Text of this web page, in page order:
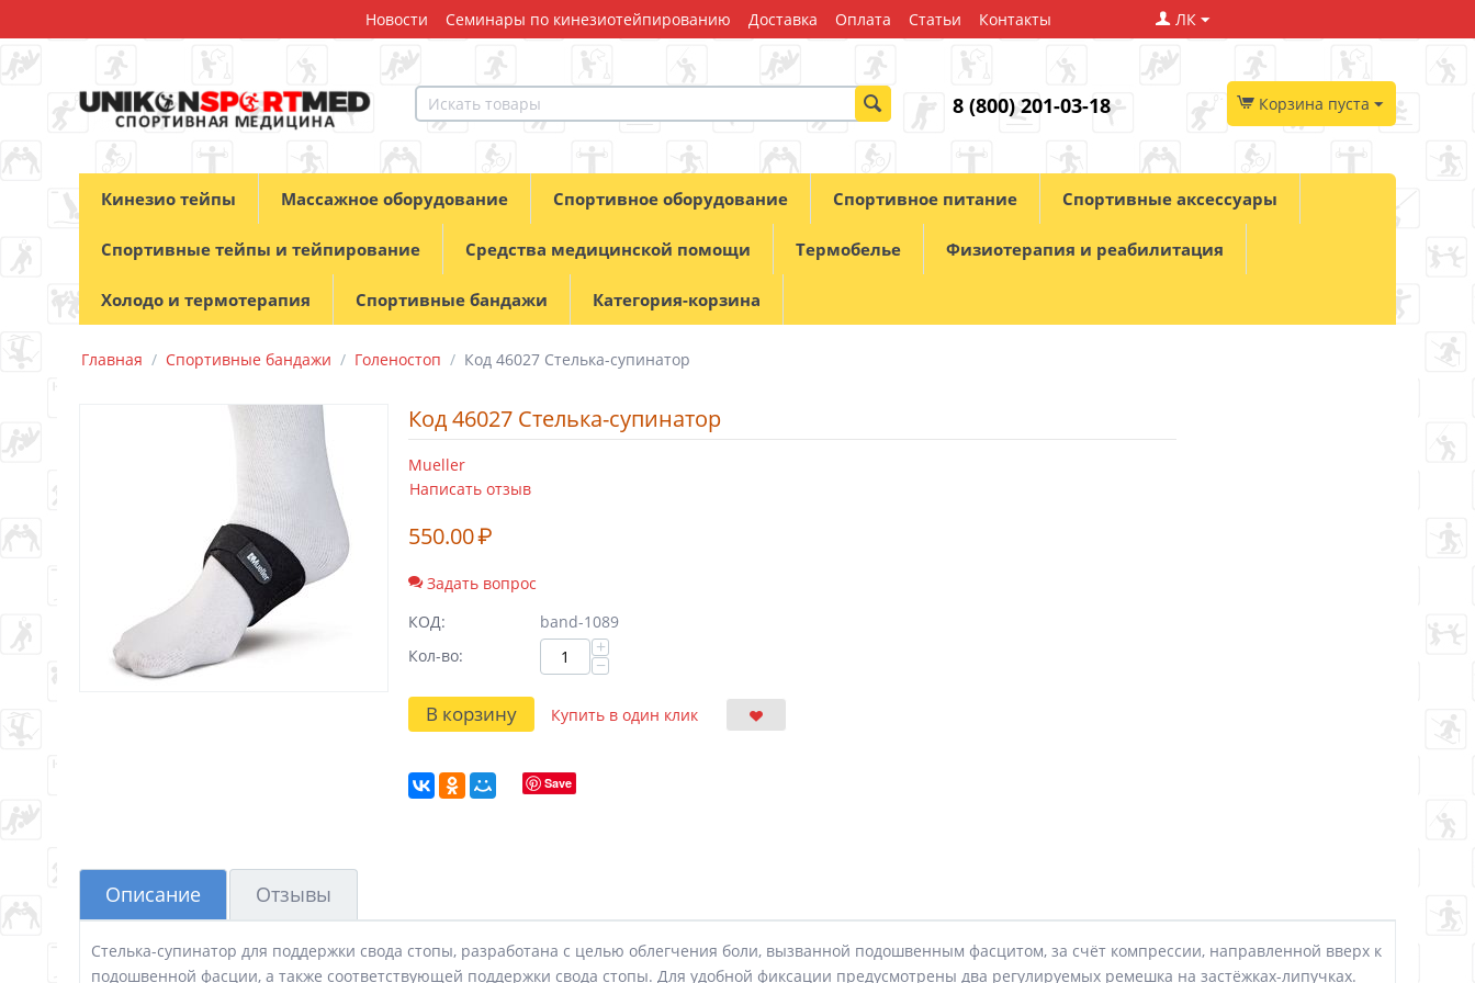
Новости Семинары по кинезиотейпированию Доставка Оплата Статьи Контакты ЛК
8 (800) 201-03-18 Корзина пуста
Кинезио тейпы Массажное оборудование Спортивное оборудование Спортивное питание Спортивные аксессуары
Спортивные тейпы и тейпирование Средства медицинской помощи Термобелье Физиотерапия и реабилитация
Холодо и термотерапия Спортивные бандажи Категория-корзина
Главная / Спортивные бандажи / Голеностоп / Код 46027 Стелька-супинатор
Код 46027 Стелька-супинатор
Mueller
Написать отзыв
550.00₽
Задать вопрос
КОД:
band-1089
Кол-во:
+
−
В корзину Купить в один клик
Save
Описание Отзывы
Стелька-супинатор для поддержки свода стопы, разработана с целью облегчения боли, вызванной подошвенным фасцитом, за счёт компрессии, направленной вверх к
подошвенной фасции, а также соответствующей поддержки свода стопы. Для удобной фиксации предусмотрены два регулируемых ремешка на застёжках-липучках.